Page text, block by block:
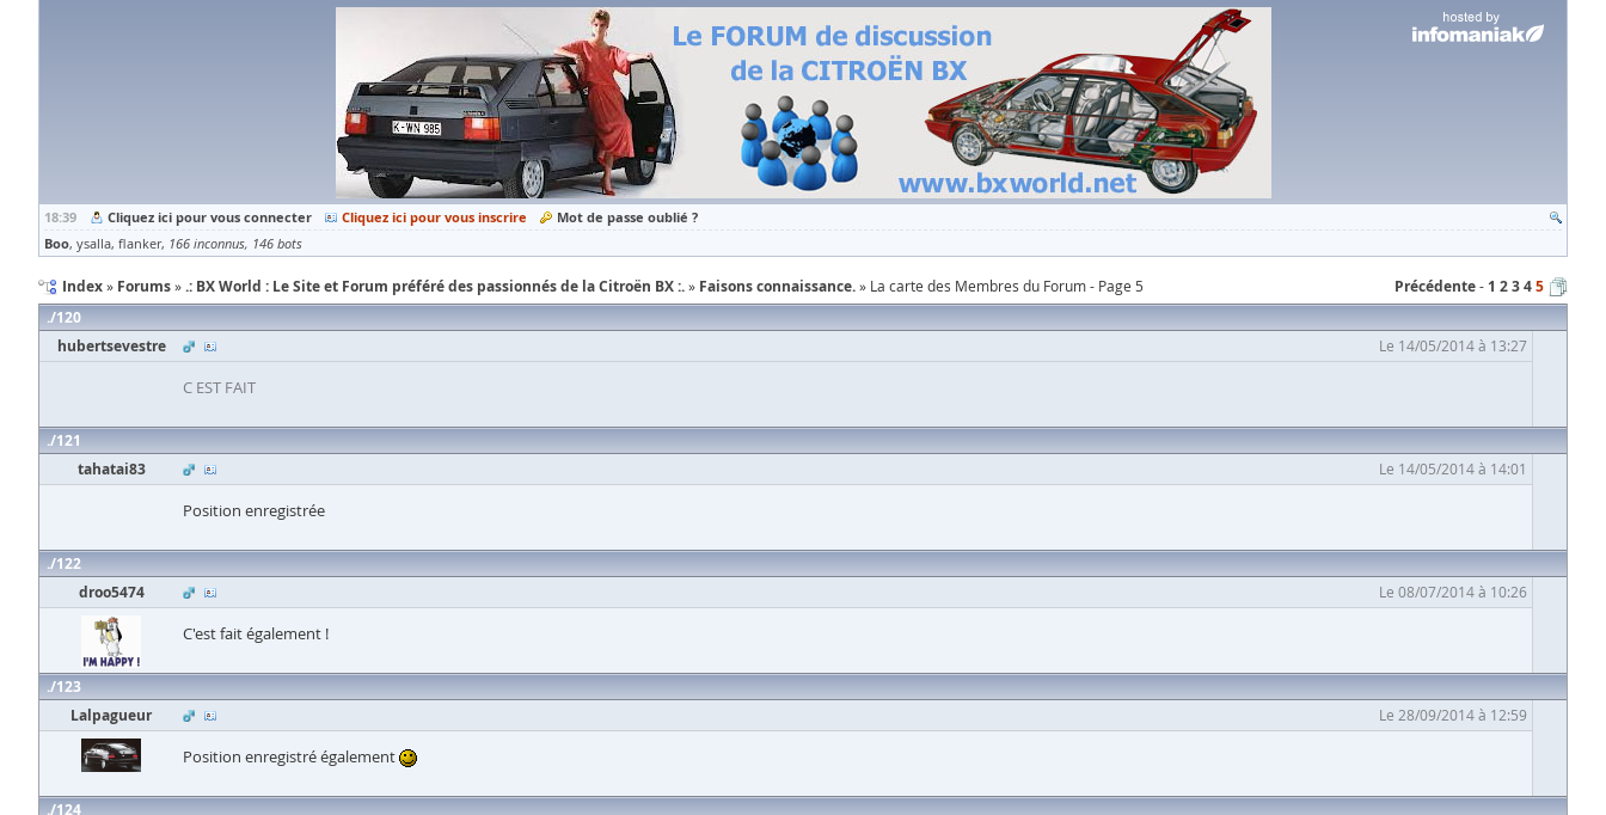
18:39 Cliquez ici pour vous connecter Cliquez ici pour vous inscrire
Mot de passe oublié ?
Boo ysalla flanker 166 inconnus 146 bots
Index Forums .: BX World : Le Site et Forum préféré des passionnés de la Citroën BX :. Faisons connaissance. La carte des Membres du Forum - Page 5 Précédente 1 2345
120
hubertsevestre
Le 14/05/2014 à 13:27
C EST FAIT
121
tahatai83
Le 14/05/2014 à 14:01
Position enregistrée
122
droo5474
Le 08/07/2014 à 10:26
C'est fait également !
123
Lalpagueur
Le 28/09/2014 à 12:59
Position enregistré également
124